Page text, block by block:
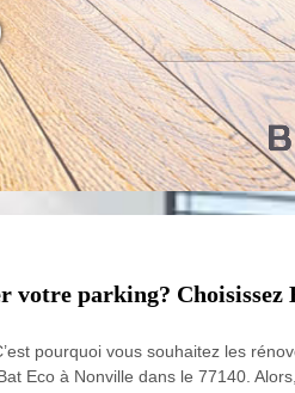
votre parking? Choisissez
pourquoi vous souhaitez les
Eco à Nonville dans le 77140.